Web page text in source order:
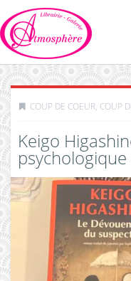
COUP DE COEUR, COUP
Keigo
psychologique